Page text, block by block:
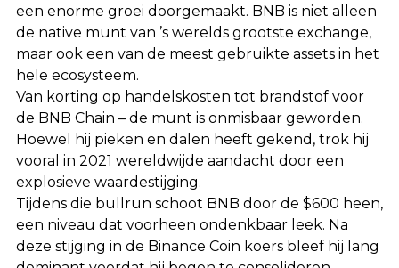
een enorme groei doorgemaakt. BNB is niet alleen
de native munt van ’s werelds grootste exchange,
maar ook een van de meest gebruikte assets in het
hele ecosysteem.
Van korting op handelskosten tot brandstof voor
de BNB Chain – de munt is onmisbaar geworden.
Hoewel hij pieken en dalen heeft gekend, trok hij
vooral in 2021 wereldwijde aandacht door een
explosieve waardestijging.
Tijdens die bullrun schoot BNB door de $600 heen,
een niveau dat voorheen ondenkbaar leek. Na
deze stijging in de Binance Coin koers bleef hij lang